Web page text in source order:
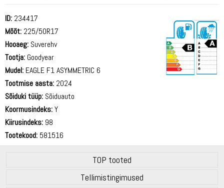
ID: 234417
Mõõt: 225/50R17
Hooaeg: Suverehv
Tootja: Goodyear
Mudel: EAGLE F1 ASYMMETRIC 6
Tootmise aasta: 2024
Sõiduki tüüp: Sõiduauto
Koormusindeks:Y
Kiirusindeks: 98
Tootekood: 581516
TOP tooted
Tellimistingimused